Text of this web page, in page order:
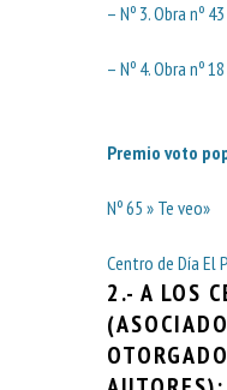
– Nº 3. Obra nº
– Nº 4. Obra nº
Premio voto
Nº 65 » Te veo»
Centro de Día El
2.- A LOS